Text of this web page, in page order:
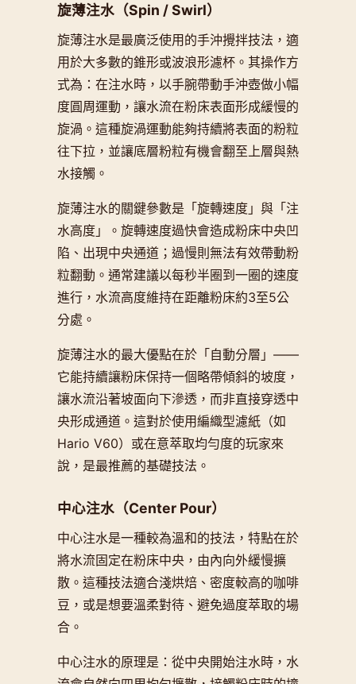
旋薄注水（Spin / Swirl）
旋薄注水是最廣泛使用的手沖攪拌技法，適
用於大多數的錐形或波浪形濾杯。其操作方
式為：在注水時，以手腕帶動手沖壺做小幅
度圓周運動，讓水流在粉床表面形成緩慢的
旋渦。這種旋渦運動能夠持續將表面的粉粒
往下拉，並讓底層粉粒有機會翻至上層與熱
水接觸。
旋薄注水的關鍵參數是「旋轉速度」與「注
水高度」。旋轉速度過快會造成粉床中央凹
陷、出現中央通道；過慢則無法有效帶動粉
粒翻動。通常建議以每秒半圈到一圈的速度
進行，水流高度維持在距離粉床約3至5公
分處。
旋薄注水的最大優點在於「自動分層」——
它能持續讓粉床保持一個略帶傾斜的坡度，
讓水流沿著坡面向下滲透，而非直接穿透中
央形成通道。這對於使用編織型濾紙（如
Hario V60）或在意萃取均勻度的玩家來
說，是最推薦的基礎技法。
中心注水（Center Pour）
中心注水是一種較為溫和的技法，特點在於
將水流固定在粉床中央，由內向外緩慢擴
散。這種技法適合淺烘焙、密度較高的咖啡
豆，或是想要溫柔對待、避免過度萃取的場
合。
中心注水的原理是：從中央開始注水時，水